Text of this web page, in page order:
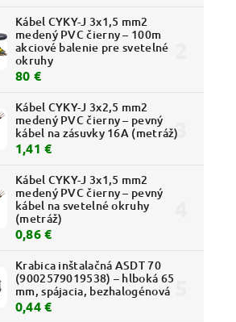
Kábel CYKY-J 3x1,5 mm2
medený PVC čierny – 100m
akciové balenie pre svetelné
okruhy
80 €
Kábel CYKY-J 3x2,5 mm2
medený PVC čierny – pevný
kábel na zásuvky 16A (metráž)
1,41 €
Kábel CYKY-J 3x1,5 mm2
medený PVC čierny – pevný
kábel na svetelné okruhy
(metráž)
0,86 €
Krabica inštalačná ASDT 70
(9002579019538) – hlboká 65
mm, spájacia, bezhalogénová
0,44 €